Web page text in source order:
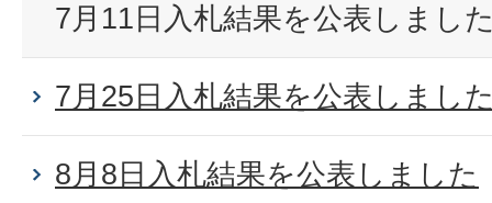
7月11日入札結果を公表しまし
7月25日入札結果を公表しまし
8月8日入札結果を公表しました